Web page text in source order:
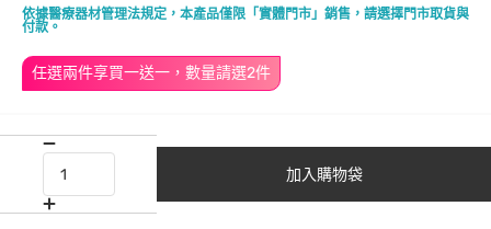
依據醫療器材管理法規定，本產品僅限「實體門市」銷售，請選擇門市取貨與
付款。
任選兩件享買一送一，數量請選2件
加入購物袋